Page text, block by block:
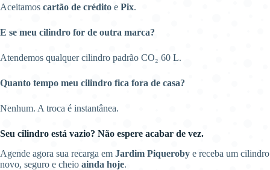
Aceitamos cartão de crédito e Pix.
E se meu cilindro for de outra marca?
Atendemos qualquer cilindro padrão CO₂ 60 L.
Quanto tempo meu cilindro fica fora de casa?
Nenhum. A troca é instantânea.
Seu cilindro está vazio? Não espere acabar de vez.
Agende agora sua recarga em Jardim Piqueroby e receba um cilindro
novo, seguro e cheio ainda hoje.